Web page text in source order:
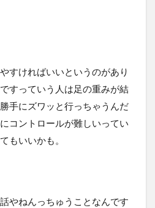
すければいいというのがあり
すっていう人は足の重みが結
手にズワッと行っちゃうんだ
コントロールが難しいってい
もいいかも。
やねんっちゅうことなんです